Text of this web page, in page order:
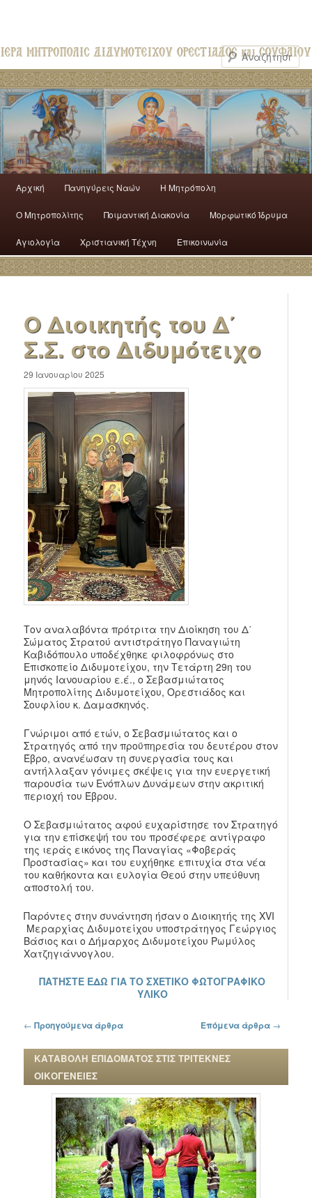
Αρχική Πανηγύρεις Ναών H Mητρόπολη
Ο Mητροπολίτης Ποιμαντική Διακονία Μορφωτικό Ίδρυμα
Αγιολογία Χριστιανική Τέχνη Επικοινωνία
Ο Διοικητής του Δ΄
Σ.Σ. στο Διδυμότειχο
29 Ιανουαρίου 2025
Τον αναλαβόντα πρότριτα την Διοίκηση του Δ΄
Σώματος Στρατού αντιστράτηγο Παναγιώτη
Καβιδόπουλο υποδέχθηκε φιλοφρόνως στο
Επισκοπείο Διδυμοτείχου, την Τετάρτη 29η του
μηνός Ιανουαρίου ε.έ., ο Σεβασμιώτατος
Μητροπολίτης Διδυμοτείχου, Ορεστιάδος και
Σουφλίου κ. Δαμασκηνός.
Γνώριμοι από ετών, ο Σεβασμιώτατος και ο
Στρατηγός από την προϋπηρεσία του δευτέρου στον
Έβρο, ανανέωσαν τη συνεργασία τους και
αντήλλαξαν γόνιμες σκέψεις για την ευεργετική
παρουσία των Ενόπλων Δυνάμεων στην ακριτική
περιοχή του Έβρου.
Ο Σεβασμιώτατος αφού ευχαρίστησε τον Στρατηγό
για την επίσκεψή του του προσέφερε αντίγραφο
της ιεράς εικόνος της Παναγίας «Φοβεράς
Προστασίας» και του ευχήθηκε επιτυχία στα νέα
του καθήκοντα και ευλογία Θεού στην υπεύθυνη
αποστολή του.
Παρόντες στην συνάντηση ήσαν ο Διοικητής της XVI
Μεραρχίας Διδυμοτείχου υποστράτηγος Γεώργιος
Βάσιος και ο Δήμαρχος Διδυμοτείχου Ρωμύλος
Χατζηγιάννογλου.
ΠΑΤΗΣΤΕ ΕΔΩ ΓΙΑ ΤΟ ΣΧΕΤΙΚΟ ΦΩΤΟΓΡΑΦΙΚΟ
ΥΛΙΚΟ
Πλοήγηση στα άρθρα
← Προηγούμενα άρθρα Επόμενα άρθρα →
ΚΑΤΑΒΟΛΗ ΕΠΙΔΟΜΑΤΟΣ ΣΤΙΣ ΤΡΙΤΕΚΝΕΣ
ΟΙΚΟΓΕΝΕΙΕΣ